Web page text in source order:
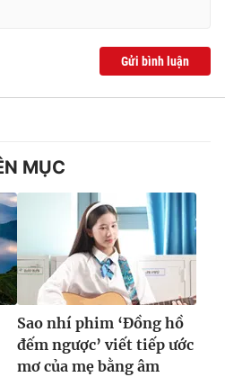
Gửi bình luận
MỤC
Sao nhí phim ‘Đồng hồ
đếm ngược’ viết tiếp ước
mơ của mẹ bằng âm